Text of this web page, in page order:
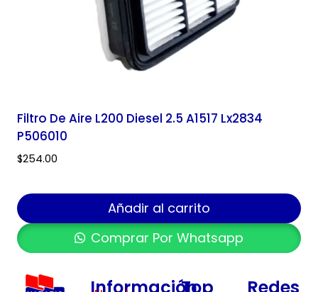
Filtro De Aire L200 Diesel 2.5 A1517 Lx2834
P506010
$254.00
Añadir al carrito
Comprar Por Whatsapp